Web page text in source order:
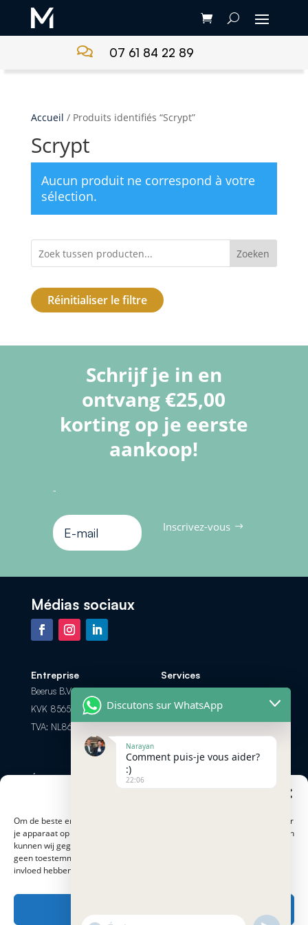
Om de beste ervaringen te bieden, gebruiken cookies om informatie over
je apparaat op te slaan en/of te raadplegen. Door hiermee in te stemmen
kunnen wij gegevens zoals surfgedrag of op deze site verwerken. Als je
geen toestemming geeft of je toestemming intrekt, kan dit een nadelige
invloed hebben op bepaalde functies en mogelijkheden.
 07 61 84 22 89
Accueil / Produits identifiés “Scrypt”
Scrypt
Aucun produit ne correspond à votre
sélection.
Zoeken
Réinitialiser le filtre
Schrijf je in en
ontvang €25,00
korting op je eerste
aankoop!
-
Inscrivez-vous
Médias sociaux
Entreprise
Beerus B.V.
KVK 85658308
TVA: NL863698104B01
Services
Foire aux Questions
Les options de paiement
Échanger par
téléphone? Appel ou
Modes de paiement
Discutons sur WhatsApp
Narayan
Comment puis-je vous aider?
:)
22:06